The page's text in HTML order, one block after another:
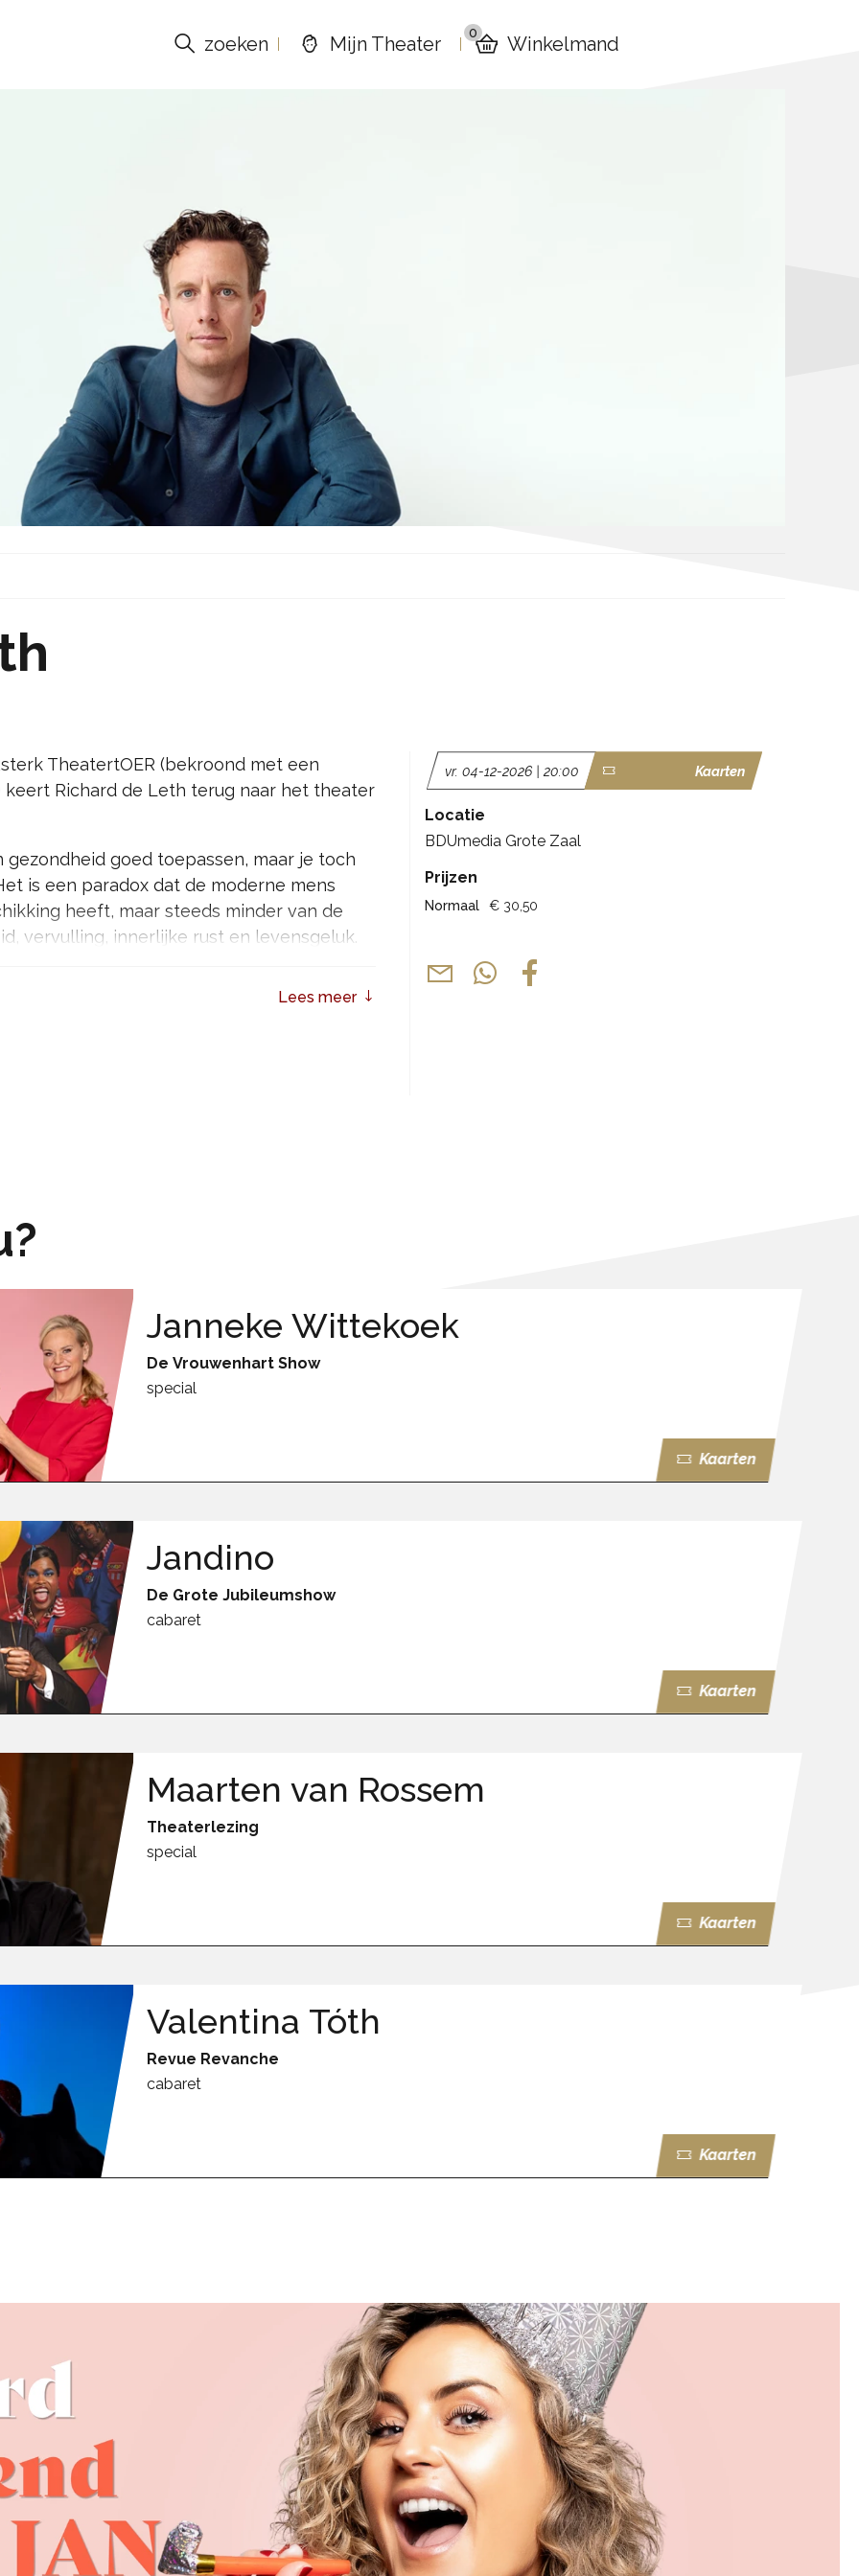
zoeken Mijn Theater
0
Winkelmand
TheatertOER (bekroond met een
keert Richard de Leth terug naar het theater
goed toepassen, maar je toch
is een paradox dat de moderne mens
heeft, maar steeds minder van de
vervulling, innerlijke rust en levensgeluk.
en keuzes laat kijken. Een prikkelende
geeft. Er is meer.
zijn dan ooit, maar ons toch vaak leeg
de vraag:
jezelf en je omgeving. Met humor,
inzichten onthult hij hoe je meer betekenis,
leven.
en vitaliteit
verrijken
Lees meer
vr. 04-12-2026 | 20:00 Kaarten
Locatie
BDUmedia Grote Zaal
Prijzen
Normaal € 30,50
Janneke Wittekoek
De Vrouwenhart Show
special
Kaarten
Jandino
De Grote Jubileumshow
cabaret
Kaarten
Maarten van Rossem
Theaterlezing
special
Kaarten
Valentina Tóth
Revue Revanche
cabaret
Kaarten